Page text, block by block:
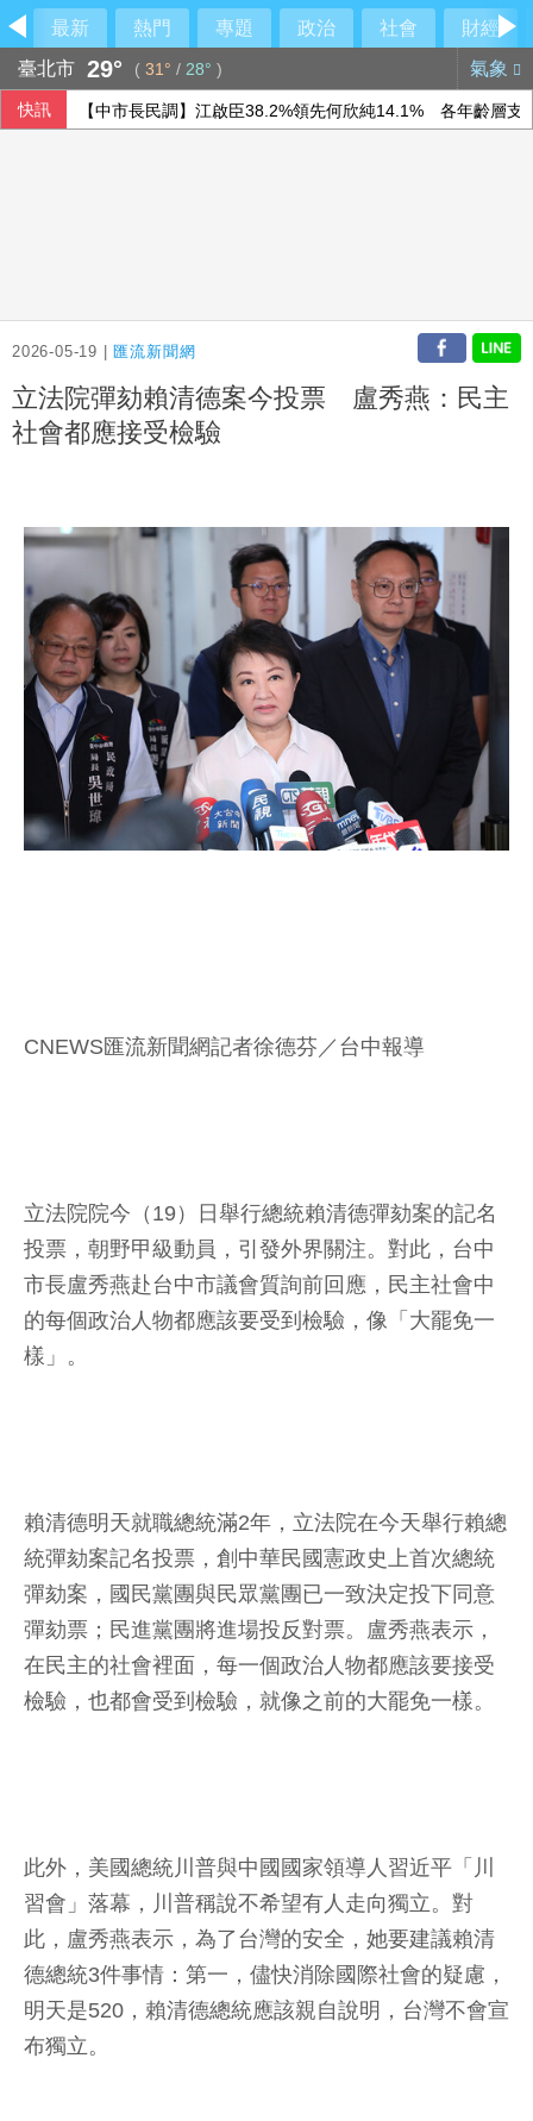
最新 熱門 專題 政治 社會
財經
臺北市 29° ( 31° / 28° ) 氣象
快訊 【中市長民調】江啟臣38.2%領先何欣純14.1% 各年齡層支
2026-05-19 | 匯流新聞網
立法院彈劾賴清德案今投票 盧秀燕：民主
社會都應接受檢驗
CNEWS匯流新聞網記者徐德芬／台中報導
立法院院今（19）日舉行總統賴清德彈劾案的記名
投票，朝野甲級動員，引發外界關注。對此，台中
市長盧秀燕赴台中市議會質詢前回應，民主社會中
的每個政治人物都應該要受到檢驗，像「大罷免一
樣」。
賴清德明天就職總統滿2年，立法院在今天舉行賴總
統彈劾案記名投票，創中華民國憲政史上首次總統
彈劾案，國民黨團與民眾黨團已一致決定投下同意
彈劾票；民進黨團將進場投反對票。盧秀燕表示，
在民主的社會裡面，每一個政治人物都應該要接受
檢驗，也都會受到檢驗，就像之前的大罷免一樣。
此外，美國總統川普與中國國家領導人習近平「川
習會」落幕，川普稱說不希望有人走向獨立。對
此，盧秀燕表示，為了台灣的安全，她要建議賴清
德總統3件事情：第一，儘快消除國際社會的疑慮，
明天是520，賴清德總統應該親自說明，台灣不會宣
布獨立。